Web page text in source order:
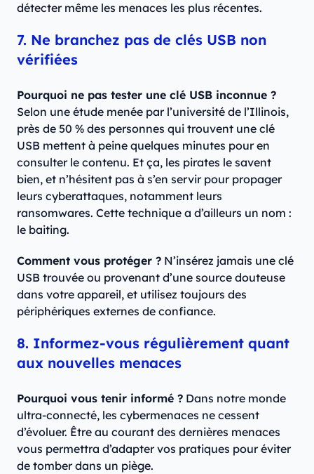
détecter même les menaces les plus récentes.
7. Ne branchez pas de clés USB non
vérifiées
Pourquoi ne pas tester une clé USB inconnue ?
Selon une étude menée par l’université de l’Illinois,
près de 50 % des personnes qui trouvent une clé
USB mettent à peine quelques minutes pour en
consulter le contenu. Et ça, les pirates le savent
bien, et n’hésitent pas à s’en servir pour propager
leurs cyberattaques, notamment leurs
ransomwares. Cette technique a d’ailleurs un nom :
le baiting.
Comment vous protéger ? N’insérez jamais une clé
USB trouvée ou provenant d’une source douteuse
dans votre appareil, et utilisez toujours des
périphériques externes de confiance.
8. Informez-vous régulièrement quant
aux nouvelles menaces
Pourquoi vous tenir informé ? Dans notre monde
ultra-connecté, les cybermenaces ne cessent
d’évoluer. Être au courant des dernières menaces
vous permettra d’adapter vos pratiques pour éviter
de tomber dans un piège.